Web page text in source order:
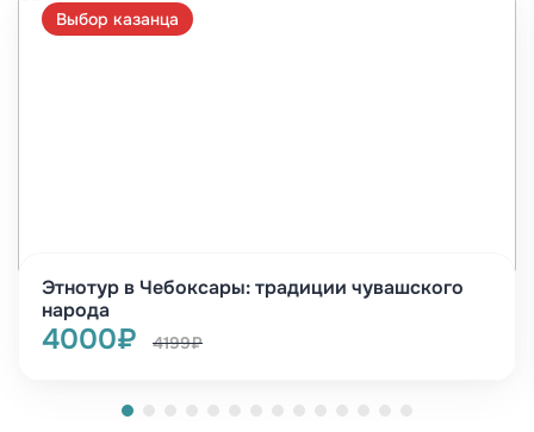
Выбор казанца
Этнотур в Чебоксары: традиции чувашского
народа
4000₽ 4199₽